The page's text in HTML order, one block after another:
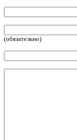
(обязательно)